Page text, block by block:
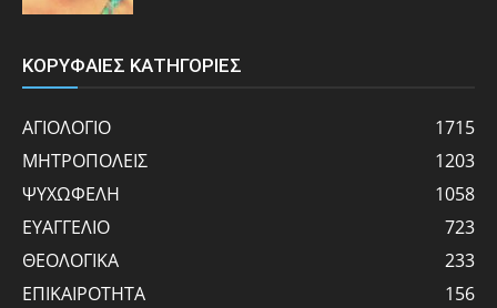
ΚΟΡΥΦΑΙΕΣ ΚΑΤΗΓΟΡΙΕΣ
ΑΓΙΟΛΟΓΙΟ
1715
ΜΗΤΡΟΠΟΛΕΙΣ
1203
ΨΥΧΩΦΕΛΗ
1058
ΕΥΑΓΓΕΛΙΟ
723
ΘΕΟΛΟΓΙΚΑ
233
ΕΠΙΚΑΙΡΟΤΗΤΑ
156